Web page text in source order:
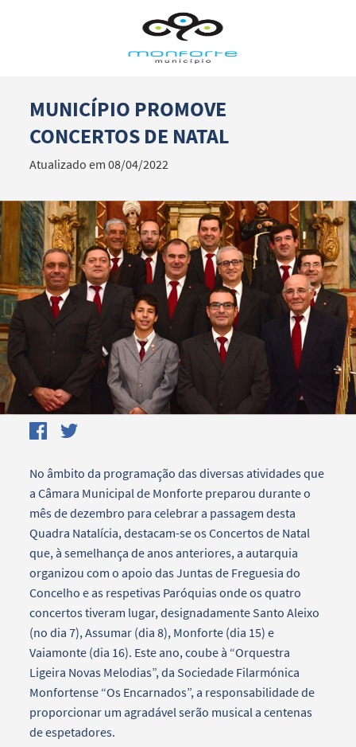
Termo de Pesquisa
Categorias gerais
Filtros
MUNICÍPIO PROMOVE
CONCERTOS DE NATAL
Atualizado em 08/04/2022
No âmbito da programação das diversas atividades que
a Câmara Municipal de Monforte preparou durante o
mês de dezembro para celebrar a passagem desta
Quadra Natalícia, destacam-se os Concertos de Natal
que, à semelhança de anos anteriores, a autarquia
organizou com o apoio das Juntas de Freguesia do
Concelho e as respetivas Paróquias onde os quatro
concertos tiveram lugar, designadamente Santo Aleixo
(no dia 7), Assumar (dia 8), Monforte (dia 15) e
Vaiamonte (dia 16). Este ano, coube à “Orquestra
Ligeira Novas Melodias”, da Sociedade Filarmónica
Monfortense “Os Encarnados”, a responsabilidade de
proporcionar um agradável serão musical a centenas
de espetadores.